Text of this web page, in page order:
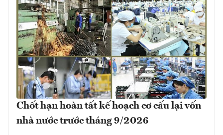
Chốt hạn hoàn tất kế hoạch cơ cấu lại vốn
nhà nước trước tháng 9/2026